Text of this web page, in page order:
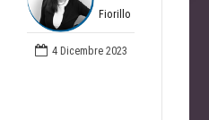
Fiorillo
4 Dicembre 2023